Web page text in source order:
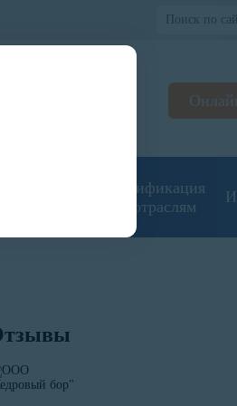
Сертификация
по отраслям